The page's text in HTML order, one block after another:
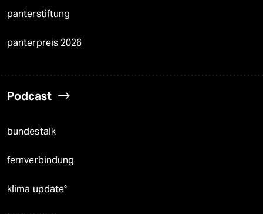
panterstiftung
panterpreis 2026
Podcast
bundestalk
fernverbindung
klima update°